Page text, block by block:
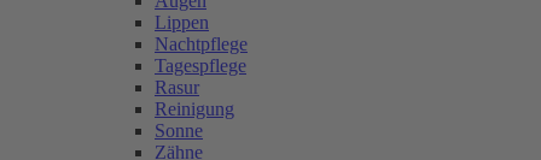
Lippen
Nachtpflege
Tagespflege
Rasur
Reinigung
Sonne
Zähne